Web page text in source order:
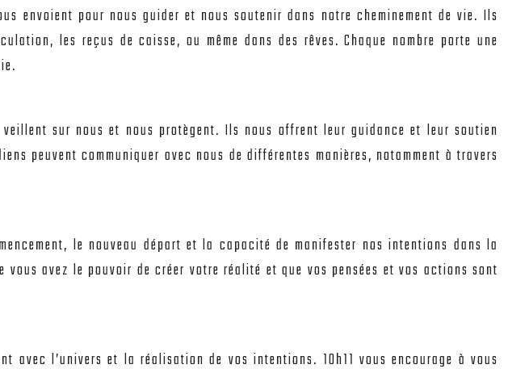
envoient pour nous guider et nous soutenir dans notre cheminement de vie. Ils
les reçus de caisse, ou même dans des rêves. Chaque nombre porte une
sur nous et nous protègent. Ils nous offrent leur guidance et leur soutien
peuvent communiquer avec nous de différentes manières, notamment à travers
le nouveau départ et la capacité de manifester nos intentions dans la
avez le pouvoir de créer votre réalité et que vos pensées et vos actions sont
avec l’univers et la réalisation de vos intentions. 10h11 vous encourage à vous